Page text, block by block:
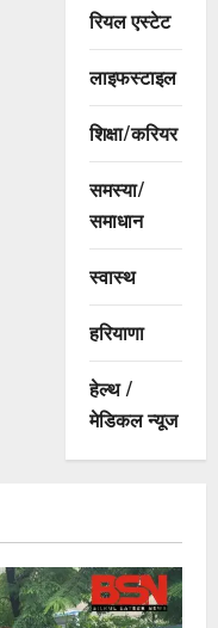
रियल एस्टेट
लाइफस्टाइल
शिक्षा/करियर
समस्या/
समाधान
स्वास्थ
हरियाणा
हेल्थ /
मेडिकल न्यूज